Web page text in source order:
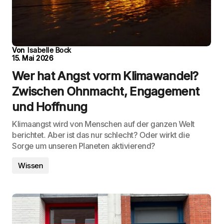
Von Isabelle Bock
15. Mai 2026
Wer hat Angst vorm Klimawandel?
Zwischen Ohnmacht, Engagement
und Hoffnung
Klimaangst wird von Menschen auf der ganzen Welt
berichtet. Aber ist das nur schlecht? Oder wirkt die
Sorge um unseren Planeten aktivierend?
Wissen